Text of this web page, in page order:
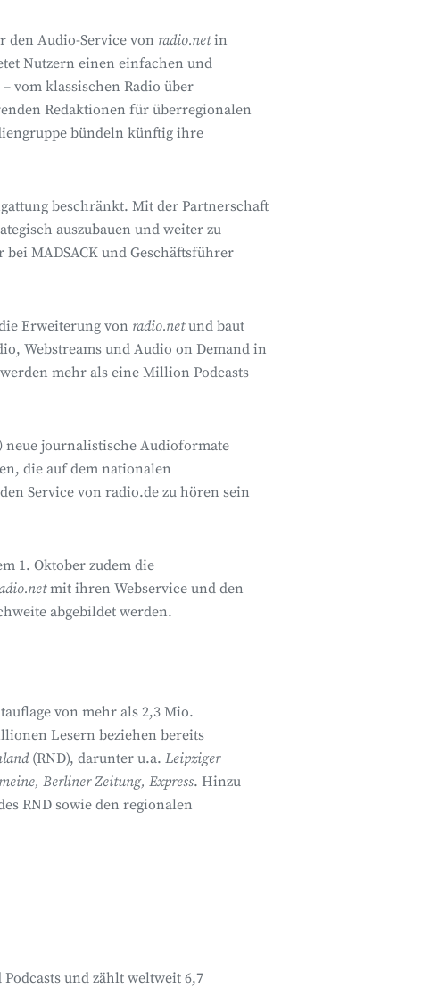
den Audio-Service von radio.netin
Nutzern einen einfachen und
vom klassischen Radio über
Redaktionen für überregionalen
bündeln künftig ihre
beschränkt. Mit der Partnerschaft
auszubauen und weiter zu
MADSACK und Geschäftsführer
Erweiterung von radio.netund baut
Webstreams und Audio on Demand in
mehr als eine Million Podcasts
neue journalistische Audioformate
die auf dem nationalen
Service von radio.de zu hören sein
1. Oktober zudem die
mit ihren Webservice und den
abgebildet werden.
von mehr als 2,3 Mio.
Lesern beziehen bereits
(RND), darunter u.a. Leipziger
Berliner Zeitung, Express. Hinzu
RND sowie den regionalen
und zählt weltweit 6,7